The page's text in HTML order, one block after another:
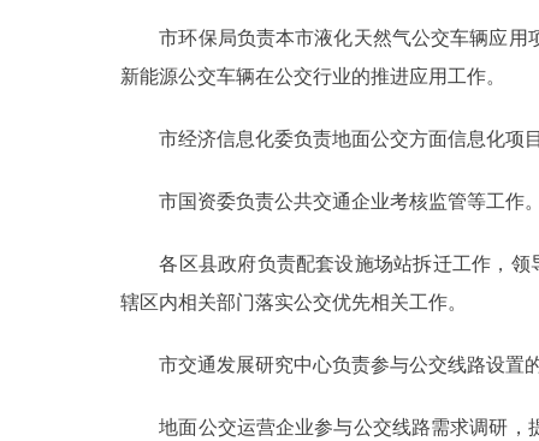
市环保局负责本市液化天然气公交车辆应用
新能源公交车辆在公交行业的推进应用工作。
市经济信息化委负责地面公交方面信息化项
市国资委负责公共交通企业考核监管等工作
各区县政府负责配套设施场站拆迁工作，领
辖区内相关部门落实公交优先相关工作。
市交通发展研究中心负责参与公交线路设置
地面公交运营企业参与公交线路需求调研，